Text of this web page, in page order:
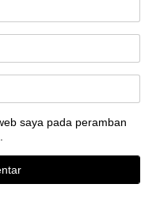
saya pada peramban